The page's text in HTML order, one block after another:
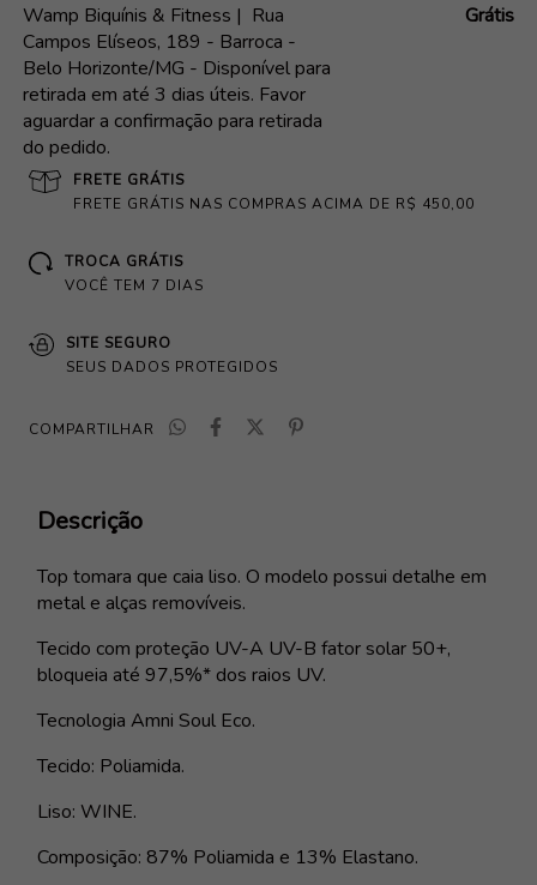
Wamp Biquínis & Fitness | Rua
Campos Elíseos, 189 - Barroca -
Belo Horizonte/MG - Disponível para
retirada em até 3 dias úteis. Favor
aguardar a confirmação para retirada
do pedido.
Grátis
FRETE GRÁTIS
FRETE GRÁTIS NAS COMPRAS ACIMA DE R$ 450,00
TROCA GRÁTIS
VOCÊ TEM 7 DIAS
SITE SEGURO
SEUS DADOS PROTEGIDOS
COMPARTILHAR
Descrição
Top tomara que caia liso. O modelo possui detalhe em
metal e alças removíveis.
Tecido com proteção UV-A UV-B fator solar 50+,
bloqueia até 97,5%* dos raios UV.
Tecnologia Amni Soul Eco.
Tecido: Poliamida.
Liso: WINE.
Composição: 87% Poliamida e 13% Elastano.